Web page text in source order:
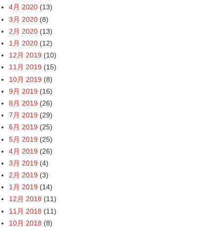
4月 2020 (13)
3月 2020 (8)
2月 2020 (13)
1月 2020 (12)
12月 2019 (10)
11月 2019 (15)
10月 2019 (8)
9月 2019 (16)
8月 2019 (26)
7月 2019 (29)
6月 2019 (25)
5月 2019 (25)
4月 2019 (26)
3月 2019 (4)
2月 2019 (3)
1月 2019 (14)
12月 2018 (11)
11月 2018 (11)
10月 2018 (8)